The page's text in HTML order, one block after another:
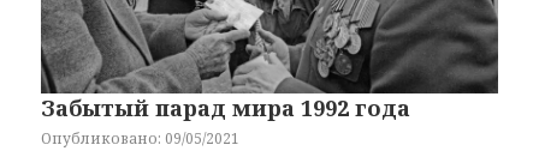
Забытый парад мира 1992 года
Опубликовано: 09/05/2021